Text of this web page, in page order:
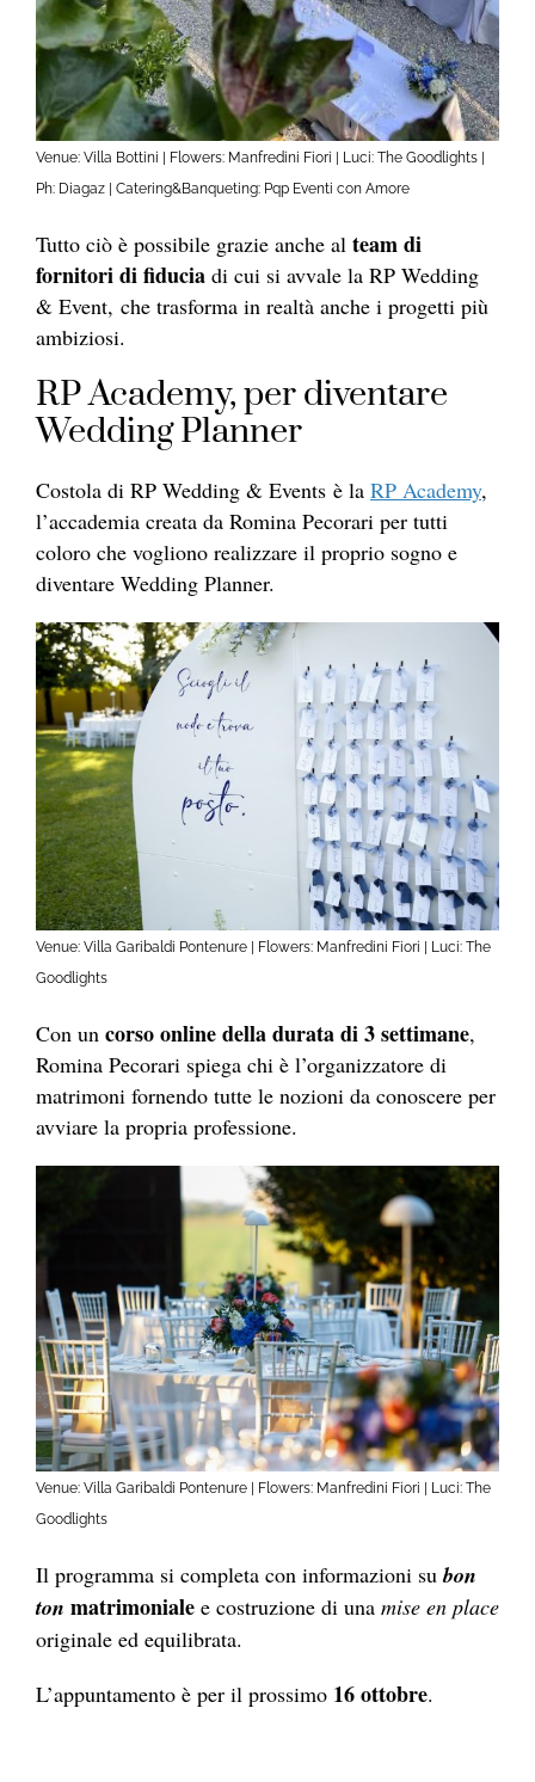
Venue: Villa Bottini | Flowers: Manfredini Fiori | Luci: The Goodlights |
Ph: Diagaz | Catering&Banqueting: Pqp Eventi con Amore
Tutto ciò è possibile grazie anche al team di
fornitori di fiducia di cui si avvale la RP Wedding
& Event, che trasforma in realtà anche i progetti più
ambiziosi.
RP Academy, per diventare
Wedding Planner
Costola di RP Wedding & Events è la RP Academy,
l’accademia creata da Romina Pecorari per tutti
coloro che vogliono realizzare il proprio sogno e
diventare Wedding Planner.
Venue: Villa Garibaldi Pontenure | Flowers: Manfredini Fiori | Luci: The
Goodlights
Con un corso online della durata di 3 settimane,
Romina Pecorari spiega chi è l’organizzatore di
matrimoni fornendo tutte le nozioni da conoscere per
avviare la propria professione.
Venue: Villa Garibaldi Pontenure | Flowers: Manfredini Fiori | Luci: The
Goodlights
Il programma si completa con informazioni su bon
ton matrimoniale e costruzione di una mise en place
originale ed equilibrata.
L’appuntamento è per il prossimo 16 ottobre.